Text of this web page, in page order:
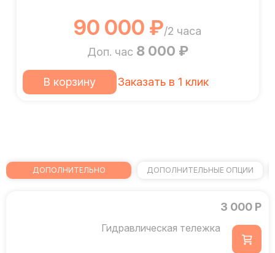
90 000 ₽/2 часа
Доп. час 8 000 ₽
В корзину Заказать в 1 клик
ДОПОЛНИТЕЛЬНО ДОПОЛНИТЕЛЬНЫЕ ОПЦИИ
Гидравлическая тележка
3 000 Р